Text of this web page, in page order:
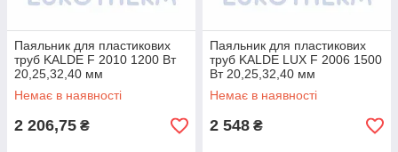
Паяльник для пластикових
труб KALDE F 2010 1200 Вт
20,25,32,40 мм
Немає в наявності
2 206,75 ₴
Паяльник для пластикових
труб KALDE LUX F 2006 1500
Вт 20,25,32,40 мм
Немає в наявності
2 548 ₴